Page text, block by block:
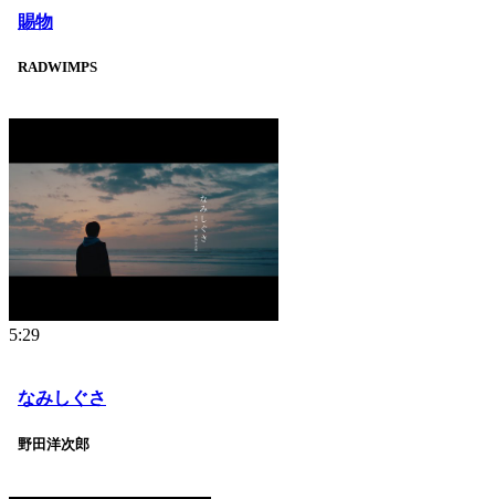
賜物
RADWIMPS
5:29
なみしぐさ
野田洋次郎